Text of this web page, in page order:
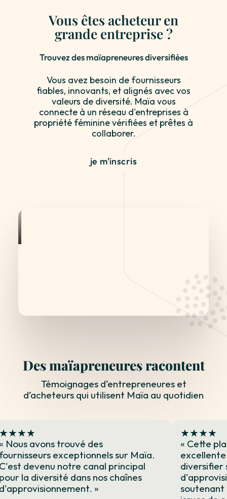
Vous êtes acheteur en
grande entreprise ?
Trouvez des maïapreneures diversifiées
Vous avez besoin de fournisseurs
fiables, innovants, et alignés avec vos
valeurs de diversité. Maïa vous
connecte à un réseau d'entreprises à
propriété féminine vérifiées et prêtes à
collaborer.
je m'inscris
Des maïapreneures racontent
Témoignages d’entrepreneures et
d’acheteurs qui utilisent Maïa au quotidien
Nous avons trouvé des
exceptionnels sur Maïa.
devenu notre canal principal
la diversité dans nos chaînes
»
★★★★
« Cette
diversifier
soutenant